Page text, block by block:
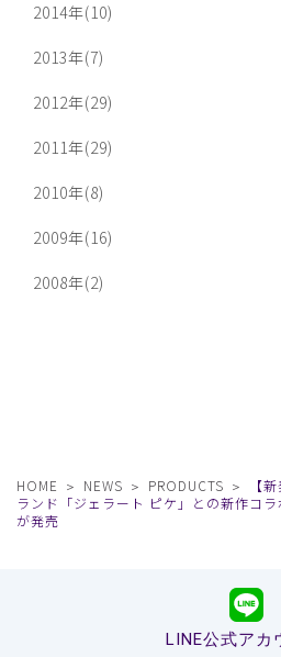
2014年(10)
2013年(7)
2012年(29)
2011年(29)
2010年(8)
2009年(16)
2008年(2)
HOME NEWS PRODUCTS
【
ランド「ジェラート ピケ」との新作コ
が発売
LINE公式アカ